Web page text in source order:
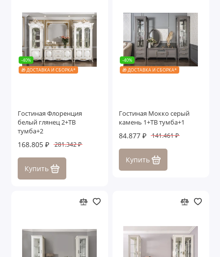
-40%
🎁 ДОСТАВКА И СБОРКА*
Гостиная Флоренция
белый глянец 2+ТВ
тумба+2
168.805 ₽ 281.342 ₽
Купить
-40%
🎁 ДОСТАВКА И СБОРКА*
Гостиная Мокко серый
камень 1+ТВ тумба+1
84.877 ₽ 141.461 ₽
Купить